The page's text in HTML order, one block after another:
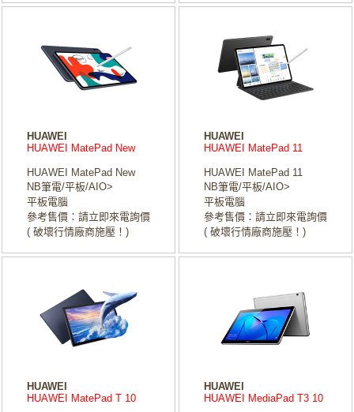
HUAWEI
HUAWEI MatePad New
HUAWEI MatePad New
NB筆電/平板/AIO>
平板電腦
參考售價：請立即來電詢價
( 破壞行情廠商施壓！)
HUAWEI
HUAWEI MatePad 11
HUAWEI MatePad 11
NB筆電/平板/AIO>
平板電腦
參考售價：請立即來電詢價
( 破壞行情廠商施壓！)
HUAWEI
HUAWEI MatePad T 10
HUAWEI
HUAWEI MediaPad T3 10